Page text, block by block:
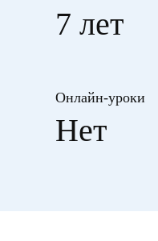
7 лет
Онлайн-уроки
Нет